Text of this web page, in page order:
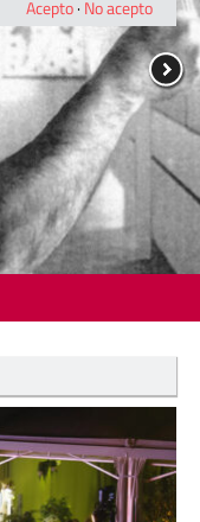
Acepto· No acepto